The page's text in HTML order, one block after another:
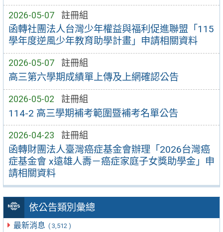
2026-05-07 註冊組
函轉社團法人台灣少年權益與福利促進聯盟「115
學年度逆風少年教育助學計畫」申請相關資料
2026-05-07 註冊組
高三第六學期成績單上傳及上網確認公告
2026-05-02 註冊組
114-2 高三學期補考範圍暨補考名單公告
2026-04-23 註冊組
函轉財團法人臺灣癌症基金會辦理「2026台灣癌
症基金會 x遠雄人壽－癌症家庭子女獎助學金」申
請相關資料
依公告類別彙總
最新消息 ( 3,512 )